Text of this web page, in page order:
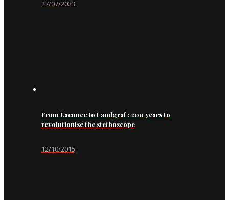
27/07/2023
From Laennec to Landgraf : 200 years to
revolutionise the stethoscope
12/10/2015